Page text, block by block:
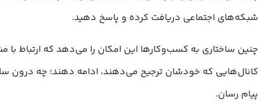
شبکه‌های اجتماعی دریافت کرده و پاسخ دهید.
چنین ساختاری به کسب‌وکارها این امکان را می‌دهد که ارتباط با
کانال‌هایی که خودشان ترجیح می‌دهند، ادامه دهند؛ چه درون
پیام رسان.